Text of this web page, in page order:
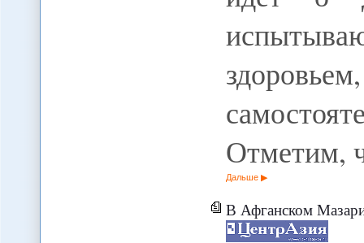
Отметим,
Дальше
В Афганском